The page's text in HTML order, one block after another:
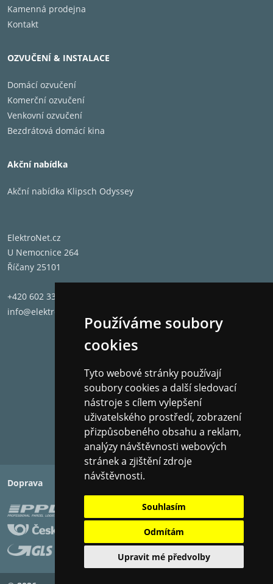
Používáme soubory
cookies
Tyto webové stránky používají
soubory cookies a další sledovací
nástroje s cílem vylepšení
uživatelského prostředí, zobrazení
přizpůsobeného obsahu a reklam,
analýzy návštěvnosti webových
stránek a zjištění zdroje
návštěvnosti.
Souhlasím
Odmítám
Upravit mé předvolby
Kamenná prodejna
Kontakt
OZVUČENÍ & INSTALACE
Domácí ozvučení
Komerční ozvučení
Venkovní ozvučení
Bezdrátová domácí kina
Akční nabídka
Akční nabídka Klipsch Odyssey
ElektroNet.cz
U Nemocnice 264
Říčany 25101
+420 602 331 662
info@elektronet.cz
Doprava Platba